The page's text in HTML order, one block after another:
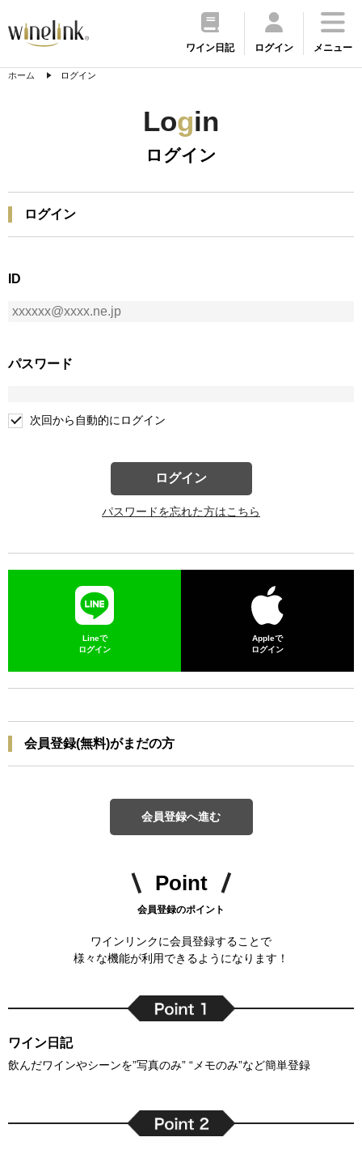
ワイン日記 ログイン メニュー
ホーム ログイン
Login
ログイン
ログイン
ID
パスワード
次回から自動的にログイン
ログイン
パスワードを忘れた方はこちら
Lineで
ログイン
Appleで
ログイン
会員登録(無料)がまだの方
会員登録へ進む
Point
会員登録のポイント
ワインリンクに会員登録することで
様々な機能が利用できるようになります！
ワイン日記
飲んだワインやシーンを”写真のみ” “メモのみ”など簡単登録